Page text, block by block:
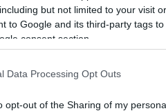
but not limited to your visit
to Google and its third-party tags
consent section.
Data Processing Opt Outs
opt-out of the Sharing of my
».